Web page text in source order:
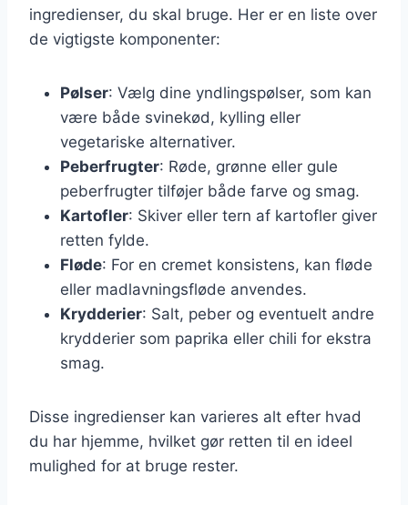
ingredienser, du skal bruge. Her er en liste over
de vigtigste komponenter:
Pølser: Vælg dine yndlingspølser, som kan
være både svinekød, kylling eller
vegetariske alternativer.
Peberfrugter: Røde, grønne eller gule
peberfrugter tilføjer både farve og smag.
Kartofler: Skiver eller tern af kartofler giver
retten fylde.
Fløde: For en cremet konsistens, kan fløde
eller madlavningsfløde anvendes.
Krydderier: Salt, peber og eventuelt andre
krydderier som paprika eller chili for ekstra
smag.
Disse ingredienser kan varieres alt efter hvad
du har hjemme, hvilket gør retten til en ideel
mulighed for at bruge rester.